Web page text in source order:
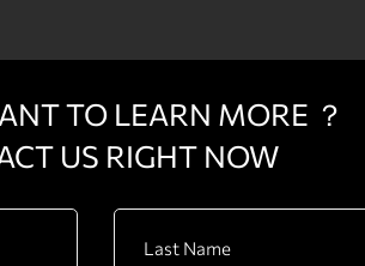
TO LEARN MORE ？
US RIGHT NOW